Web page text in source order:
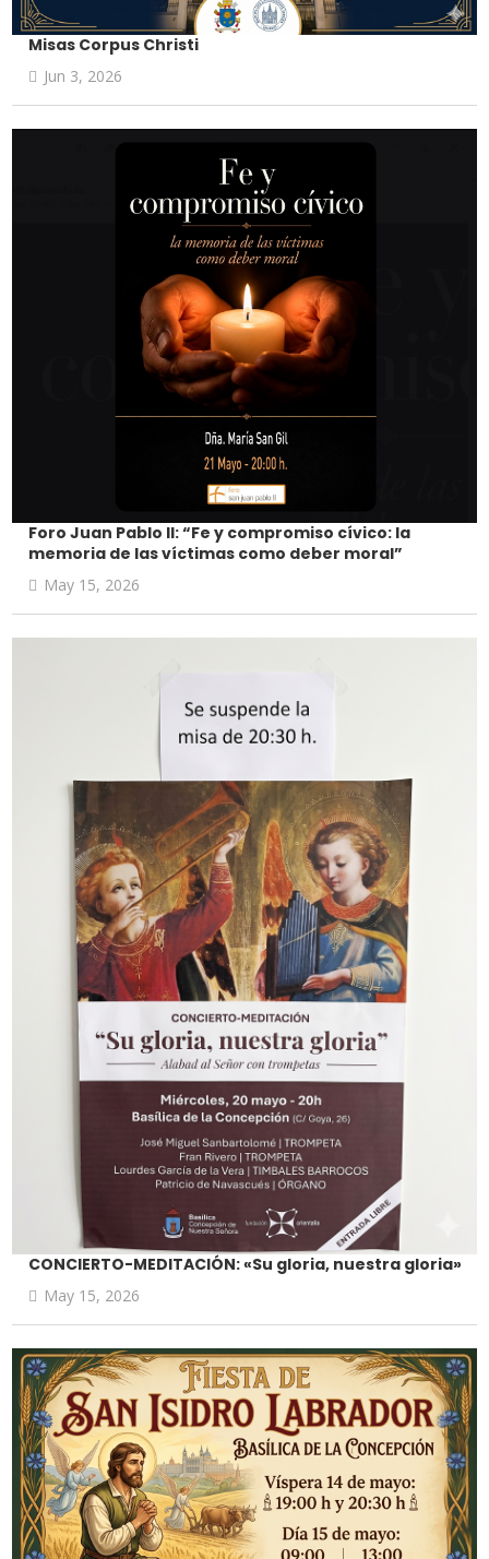
Misas Corpus Christi
Jun 3, 2026
Foro Juan Pablo II: “Fe y compromiso cívico: la
memoria de las víctimas como deber moral”
May 15, 2026
CONCIERTO-MEDITACIÓN: «Su gloria, nuestra gloria»
May 15, 2026